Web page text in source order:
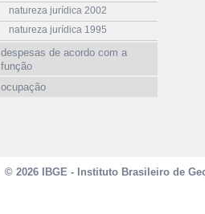
natureza jurídica 2002
natureza jurídica 1995
despesas de acordo com a
função
ocupação
© 2026 IBGE - Instituto Brasileiro de